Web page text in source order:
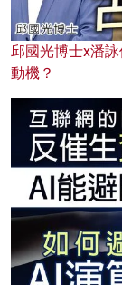
邱國光博士x潘
動機？